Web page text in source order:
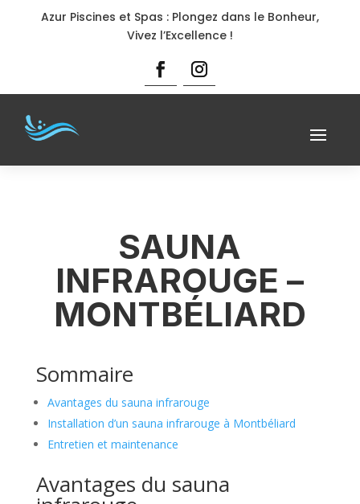
Azur Piscines et Spas : Plongez dans le Bonheur,
Vivez l’Excellence !
SAUNA
INFRAROUGE –
MONTBÉLIARD
Sommaire
Avantages du sauna infrarouge
Installation d’un sauna infrarouge à Montbéliard
Entretien et maintenance
Avantages du sauna